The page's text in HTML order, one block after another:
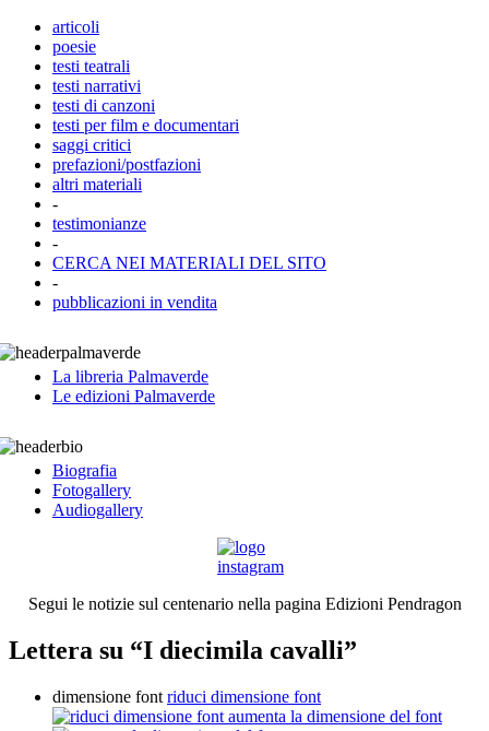
articoli
poesie
testi teatrali
testi narrativi
testi di canzoni
testi per film e documentari
saggi critici
prefazioni/postfazioni
altri materiali
-
testimonianze
-
CERCA NEI MATERIALI DEL SITO
-
pubblicazioni in vendita
La libreria Palmaverde
Le edizioni Palmaverde
Biografia
Fotogallery
Audiogallery
Segui le notizie sul centenario nella pagina Edizioni Pendragon
Lettera su “I diecimila cavalli”
dimensione font riduci dimensione font
aumenta la dimensione del font